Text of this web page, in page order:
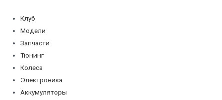
содержимому
Клуб
Модели
Запчасти
Тюнинг
Колеса
Электроника
Аккумуляторы